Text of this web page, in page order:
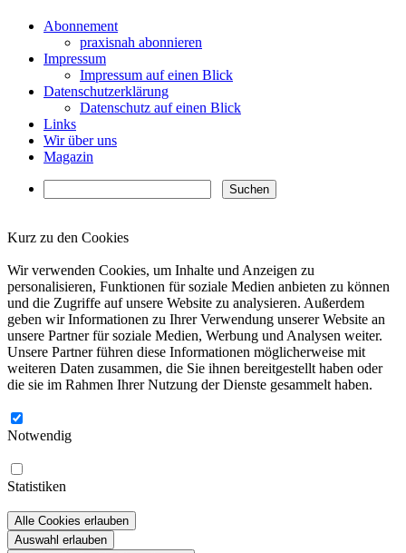
Abonnement
praxisnah abonnieren
Impressum
Impressum auf einen Blick
Datenschutzerklärung
Datenschutz auf einen Blick
Links
Wir über uns
Magazin
Kurz zu den Cookies
Wir verwenden Cookies, um Inhalte und Anzeigen zu
personalisieren, Funktionen für soziale Medien anbieten zu können
und die Zugriffe auf unsere Website zu analysieren. Außerdem
geben wir Informationen zu Ihrer Verwendung unserer Website an
unsere Partner für soziale Medien, Werbung und Analysen weiter.
Unsere Partner führen diese Informationen möglicherweise mit
weiteren Daten zusammen, die Sie ihnen bereitgestellt haben oder
die sie im Rahmen Ihrer Nutzung der Dienste gesammelt haben.
Notwendig
Statistiken
Alle Cookies erlauben
Auswahl erlauben